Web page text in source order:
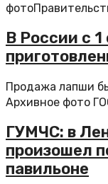
В России с
Продажа лапши
Архивное фото
ГУМЧС: в
произошел
павильоне